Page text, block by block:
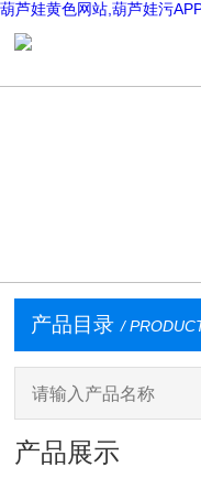
葫芦娃黄色网站,葫芦娃污
产品目录 /
产品展示